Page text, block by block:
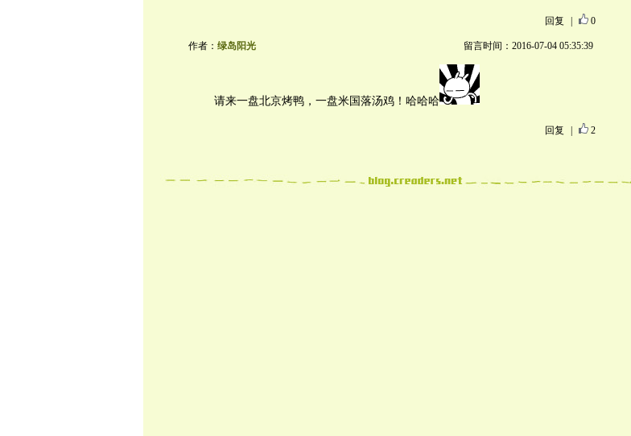
回复 0
作者： 绿岛阳光 留言时间：2016-07-04 05:35:39
请来一盘北京烤鸭，一盘米国落汤鸡！哈哈哈
回复 2